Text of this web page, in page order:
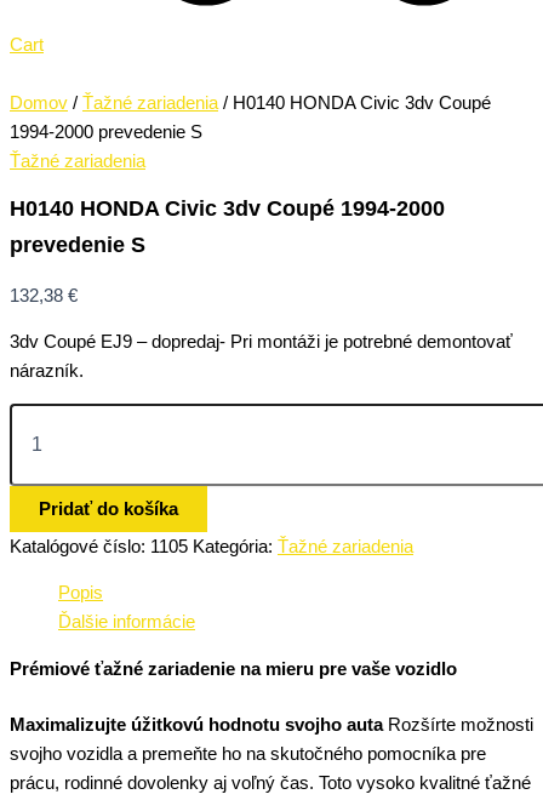
Cart
Domov / Ťažné zariadenia / H0140 HONDA Civic 3dv Coupé
1994-2000 prevedenie S
Ťažné zariadenia
H0140 HONDA Civic 3dv Coupé 1994-2000
prevedenie S
132,38 €
3dv Coupé EJ9 – dopredaj- Pri montáži je potrebné demontovať
nárazník.
Pridať do košíka
Katalógové číslo: 1105 Kategória: Ťažné zariadenia
Popis
Ďalšie informácie
Prémiové ťažné zariadenie na mieru pre vaše vozidlo
Maximalizujte úžitkovú hodnotu svojho autaRozšírte možnosti
svojho vozidla a premeňte ho na skutočného pomocníka pre
prácu, rodinné dovolenky aj voľný čas. Toto vysoko kvalitné ťažné